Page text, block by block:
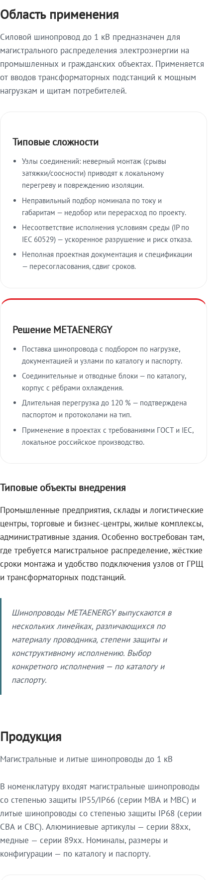
Область применения
Силовой шинопровод до 1 кВ предназначен для
магистрального распределения электроэнергии на
промышленных и гражданских объектах. Применяется
от вводов трансформаторных подстанций к мощным
нагрузкам и щитам потребителей.
Типовые сложности
Узлы соединений: неверный монтаж (срывы
затяжки/соосности) приводят к локальному
перегреву и повреждению изоляции.
Неправильный подбор номинала по току и
габаритам — недобор или перерасход по проекту.
Несоответствие исполнения условиям среды (IP по
IEC 60529) — ускоренное разрушение и риск отказа.
Неполная проектная документация и спецификации
— пересогласования, сдвиг сроков.
Решение METAENERGY
Поставка шинопровода с подбором по нагрузке,
документацией и узлами по каталогу и паспорту.
Соединительные и отводные блоки — по каталогу,
корпус с рёбрами охлаждения.
Длительная перегрузка до 120 % — подтверждена
паспортом и протоколами на тип.
Применение в проектах с требованиями ГОСТ и IEC,
локальное российское производство.
Типовые объекты внедрения
Промышленные предприятия, склады и логистические
центры, торговые и бизнес-центры, жилые комплексы,
административные здания. Особенно востребован там,
где требуется магистральное распределение, жёсткие
сроки монтажа и удобство подключения узлов от ГРЩ
и трансформаторных подстанций.
Шинопроводы METAENERGY выпускаются в
нескольких линейках, различающихся по
материалу проводника, степени защиты и
конструктивному исполнению. Выбор
конкретного исполнения — по каталогу и
паспорту.
Продукция
Магистральные и литые шинопроводы до 1 кВ
В номенклатуру входят магистральные шинопроводы
со степенью защиты IP55/IP66 (серии МВА и МВС) и
литые шинопроводы со степенью защиты IP68 (серии
СВА и СВС). Алюминиевые артикулы — серии 88xx,
медные — серии 89xx. Номиналы, размеры и
конфигурации — по каталогу и паспорту.